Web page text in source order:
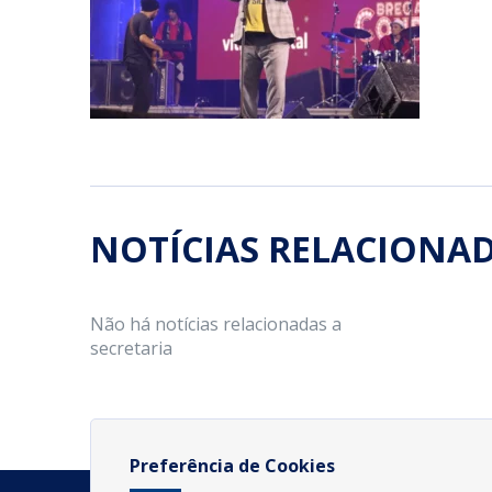
NOTÍCIAS
Não há notícias relacionadas a
secretaria
Preferência de Cookies